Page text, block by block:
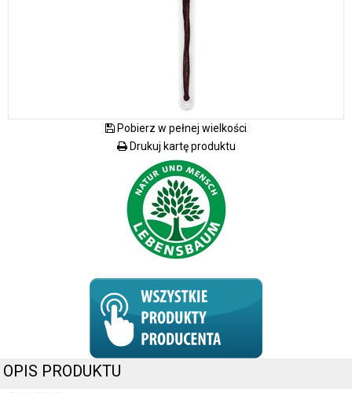
Pobierz w pełnej wielkości
Drukuj kartę produktu
OPIS PRODUKTU